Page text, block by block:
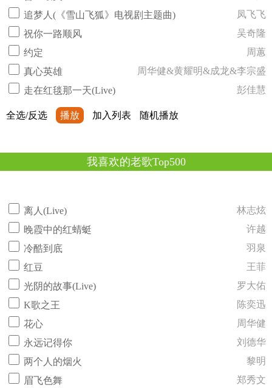
追梦人(《雪山飞狐》电视剧主题曲)
凤飞飞
祝你一路顺风
吴奇隆
约定
周蕙
真心英雄
周华健&黄耀明&成龙&李宗盛
走在红毯那一天(Live)
彭佳慧
全选/反选 播放 加入列表 随机播放
我喜欢的老歌Top500
离人(Live)
林志炫
晚霞中的红蜻蜓
许越
冷酷到底
羽泉
红豆
王菲
光阴的故事(Live)
罗大佑
K歌之王
陈奕迅
花心
周华健
永远记得你
刘德华
两个人的烟火
黎明
眉飞色舞
郑秀文